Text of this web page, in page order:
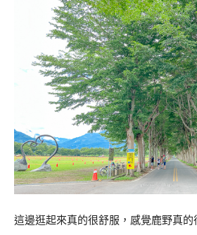
這邊逛起來真的很舒服，感覺鹿野真的